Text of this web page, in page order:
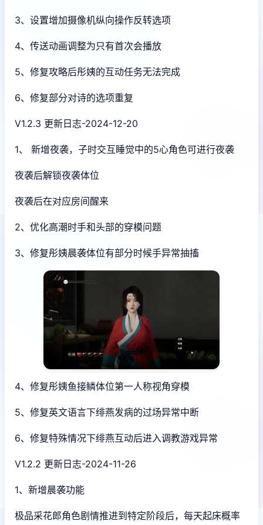
3、设置增加摄像机纵向操作反转选项
4、传送动画调整为只有首次会播放
5、修复攻略后彤姨的互动任务无法完成
6、修复部分对诗的选项重复
V1.2.3 更新日志-2024-12-20
1、 新增夜袭，子时交互睡觉中的5心角色可进行夜袭
夜袭后解锁夜袭体位
夜袭后在对应房间醒来
2、优化高潮时手和头部的穿模问题
3、修复彤姨晨袭体位有部分时候手异常抽搐
4、修复彤姨鱼接鳞体位第一人称视角穿模
5、修复英文语言下绯燕发病的过场异常中断
6、修复特殊情况下绯燕互动后进入调教游戏异常
V1.2.2 更新日志-2024-11-26
1、新增晨袭功能
极品采花郎角色剧情推进到特定阶段后，每天起床概率